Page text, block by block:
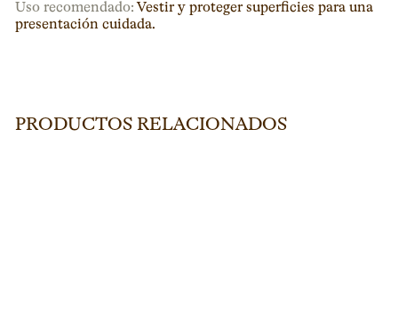
Uso recomendado: Vestir y proteger superficies para una
presentación cuidada.
PRODUCTOS RELACIONADOS